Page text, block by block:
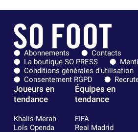
Abonnements
Contacts
La boutique SO PRESS
Conditions générales d'utilisation
Consentement RGPD
Joueurs en
tendance
Khalis Merah
Loïs Openda
Équipes en
tendance
FIFA
Real Madrid